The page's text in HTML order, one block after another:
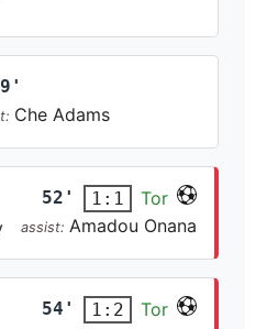
Che Adams
52' 1:1
Tor
assist: Amadou Onana
54' 1:2
Tor